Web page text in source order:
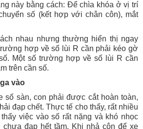
này bằng cách: Để chìa khóa ở vị trí
số (kết hợp với chân côn), mắt
nhau nhưng thường hiển thị ngay
hợp về số lùi R cần phải kéo gờ
Một số trường hợp về số lùi R cần
trên cần số.
vào
số sàn, con phải được cắt hoàn toàn,
đạp chết. Thực tế cho thấy, rất nhiều
việc vào số rất nặng và khó nhọc
chưa đạp hết tầm. Khi nhả côn để xe